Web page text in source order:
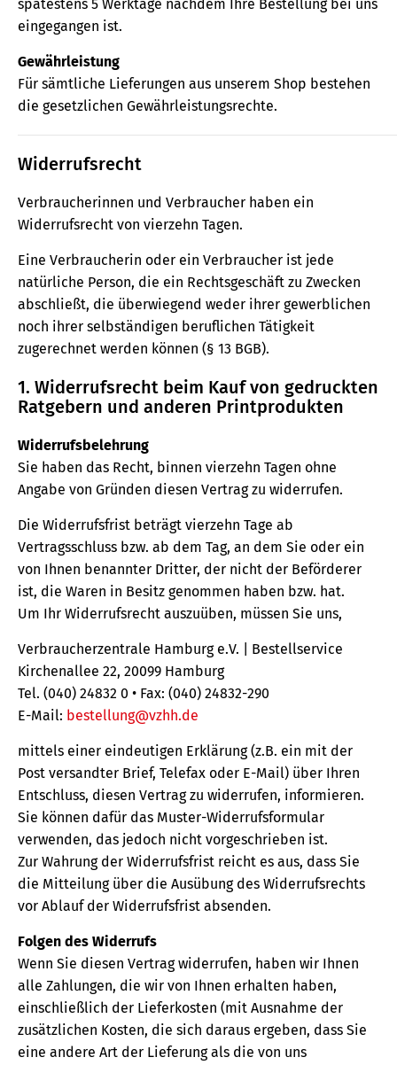
spätestens 5 Werktage nachdem Ihre Bestellung bei uns
eingegangen ist.
Gewährleistung
Für sämtliche Lieferungen aus unserem Shop bestehen
die gesetzlichen Gewährleistungsrechte.
Widerrufsrecht
Verbraucherinnen und Verbraucher haben ein
Widerrufsrecht von vierzehn Tagen.
Eine Verbraucherin oder ein Verbraucher ist jede
natürliche Person, die ein Rechtsgeschäft zu Zwecken
abschließt, die überwiegend weder ihrer gewerblichen
noch ihrer selbständigen beruflichen Tätigkeit
zugerechnet werden können (§ 13 BGB).
1. Widerrufsrecht beim Kauf von gedruckten
Ratgebern und anderen Printprodukten
Widerrufsbelehrung
Sie haben das Recht, binnen vierzehn Tagen ohne
Angabe von Gründen diesen Vertrag zu widerrufen.
Die Widerrufsfrist beträgt vierzehn Tage ab
Vertragsschluss bzw. ab dem Tag, an dem Sie oder ein
von Ihnen benannter Dritter, der nicht der Beförderer
ist, die Waren in Besitz genommen haben bzw. hat.
Um Ihr Widerrufsrecht auszuüben, müssen Sie uns,
Verbraucherzentrale Hamburg e.V. | Bestellservice
Kirchenallee 22, 20099 Hamburg
Tel. (040) 24832 0 • Fax: (040) 24832-290
E-Mail: bestellung@vzhh.de
mittels einer eindeutigen Erklärung (z.B. ein mit der
Post versandter Brief, Telefax oder E-Mail) über Ihren
Entschluss, diesen Vertrag zu widerrufen, informieren.
Sie können dafür das Muster-Widerrufsformular
verwenden, das jedoch nicht vorgeschrieben ist.
Zur Wahrung der Widerrufsfrist reicht es aus, dass Sie
die Mitteilung über die Ausübung des Widerrufsrechts
vor Ablauf der Widerrufsfrist absenden.
Folgen des Widerrufs
Wenn Sie diesen Vertrag widerrufen, haben wir Ihnen
alle Zahlungen, die wir von Ihnen erhalten haben,
einschließlich der Lieferkosten (mit Ausnahme der
zusätzlichen Kosten, die sich daraus ergeben, dass Sie
eine andere Art der Lieferung als die von uns